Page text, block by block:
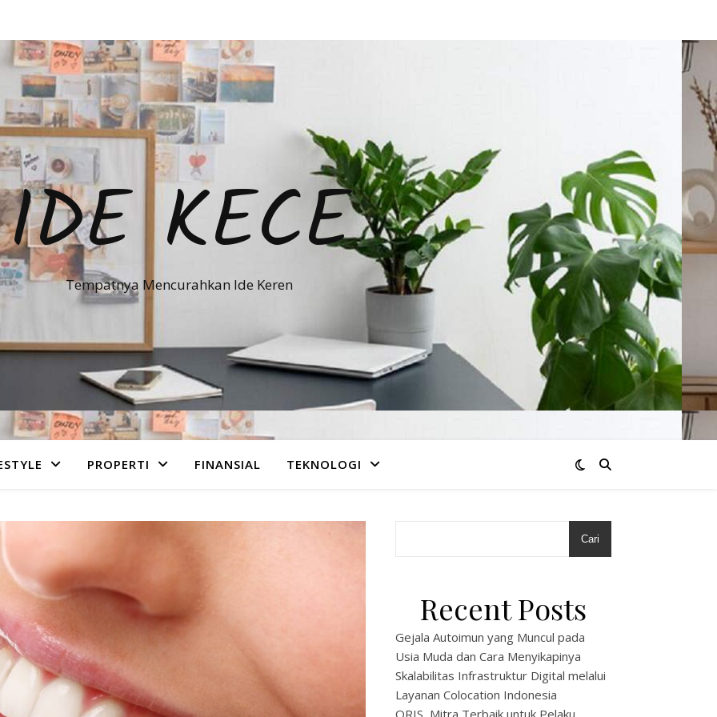
IDE KECE
Tempatnya Mencurahkan Ide Keren
PROPERTI FINANSIAL TEKNOLOGI
Cari
Recent Posts
Gejala Autoimun yang Muncul pada
Usia Muda dan Cara Menyikapinya
Skalabilitas Infrastruktur Digital melalui
Layanan Colocation Indonesia
QRIS, Mitra Terbaik untuk Pelaku